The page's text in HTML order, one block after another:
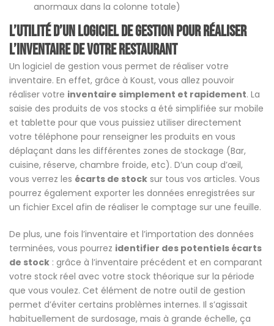
anormaux dans la colonne totale)
L’utilité d’un logiciel de gestion pour réaliser
l’inventaire de votre restaurant
Un logiciel de gestion vous permet de réaliser votre
inventaire. En effet, grâce à Koust, vous allez pouvoir
réaliser votre inventaire simplement et rapidement. La
saisie des produits de vos stocks a été simplifiée sur mobile
et tablette pour que vous puissiez utiliser directement
votre téléphone pour renseigner les produits en vous
déplaçant dans les différentes zones de stockage (Bar,
cuisine, réserve, chambre froide, etc). D’un coup d’œil,
vous verrez les écarts de stock sur tous vos articles. Vous
pourrez également exporter les données enregistrées sur
un fichier Excel afin de réaliser le comptage sur une feuille.
De plus, une fois l’inventaire et l’importation des données
terminées, vous pourrez identifier des potentiels écarts
de stock : grâce à l’inventaire précédent et en comparant
votre stock réel avec votre stock théorique sur la période
que vous voulez. Cet élément de notre outil de gestion
permet d’éviter certains problèmes internes. Il s’agissait
habituellement de surdosage, mais à grande échelle, ça